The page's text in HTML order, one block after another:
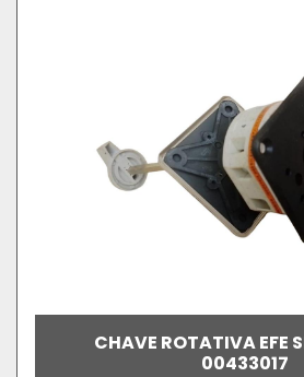
CHAVE ROTATIVA EFE
00433017